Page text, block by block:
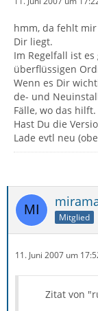
hmm, da fehlt
Dir liegt.
Im Regelfall ist
überflüssigen
Wenn es Dir
de- und
Fälle, wo das hilft.
Hast Du die
Lade evtl neu
Mitglied
11. Juni 2007 um
Zitat von